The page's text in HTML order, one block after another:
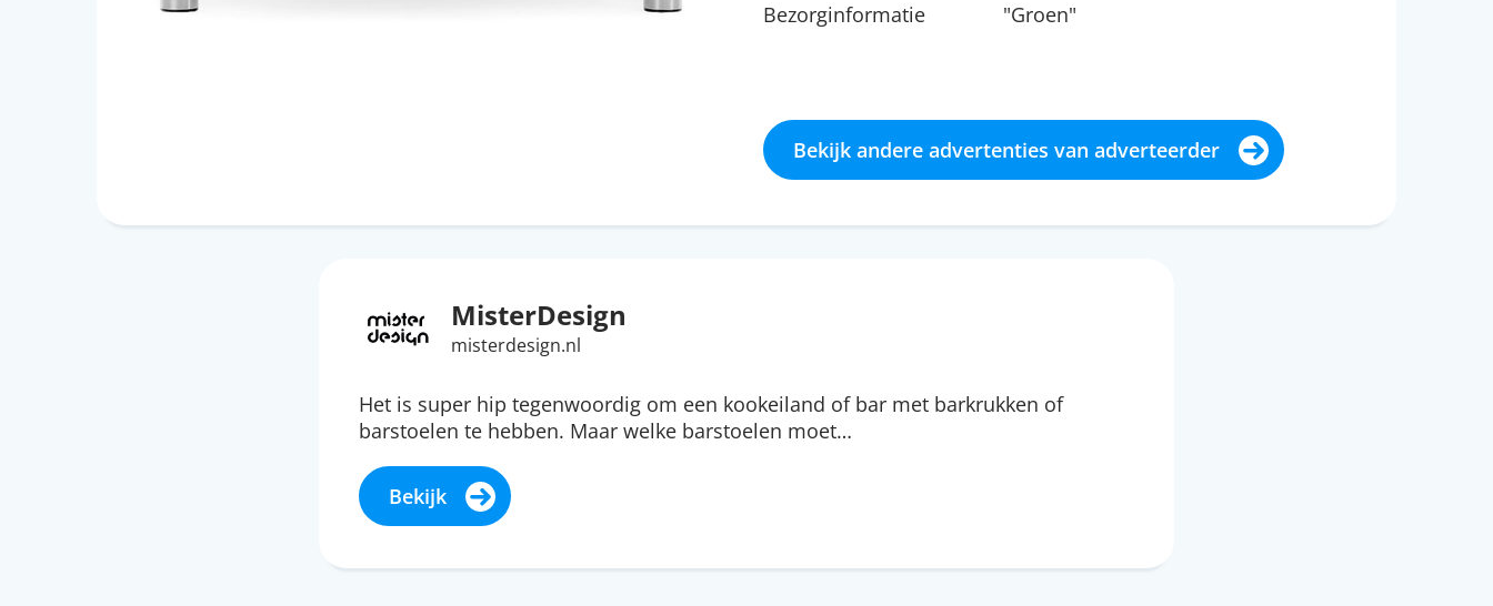
Bezorginformatie
"Groen"
Bekijk andere advertenties van adverteerder
MisterDesign
misterdesign.nl
Het is super hip tegenwoordig om een kookeiland of bar met barkrukken of
barstoelen te hebben. Maar welke barstoelen moet…
Bekijk